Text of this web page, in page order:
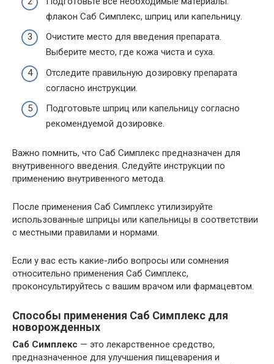
флакон Саб Симплекс, шприц или капельницу.
Очистите место для введения препарата.
Выберите место, где кожа чиста и суха.
Отследите правильную дозировку препарата
согласно инструкции.
Подготовьте шприц или капельницу согласно
рекомендуемой дозировке.
Важно помнить, что Саб Симплекс предназначен для
внутривенного введения. Следуйте инструкции по
применению внутривенного метода.
После применения Саб Симплекс утилизируйте
использованные шприцы или капельницы в соответствии
с местными правилами и нормами.
Если у вас есть какие-либо вопросы или сомнения
относительно применения Саб Симплекс,
проконсультируйтесь с вашим врачом или фармацевтом.
Способы применения Саб Симплекс для
новорожденных
Саб Симплекс — это лекарственное средство,
предназначенное для улучшения пищеварения и